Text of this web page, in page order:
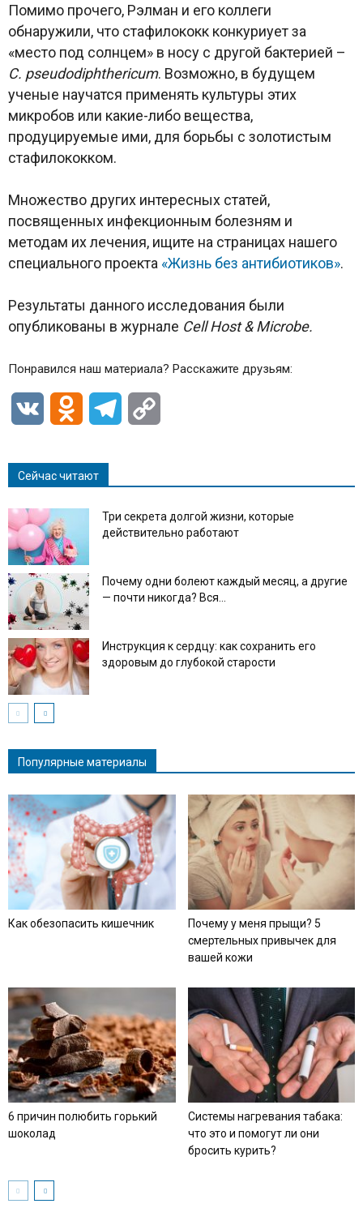
Помимо прочего, Рэлман и его коллеги
обнаружили, что стафилококк конкуриует за
«место под солнцем» в носу с другой бактерией –
С. pseudodiphthericum. Возможно, в будущем
ученые научатся применять культуры этих
микробов или какие-либо вещества,
продуцируемые ими, для борьбы с золотистым
стафилококком.
Множество других интересных статей,
посвященных инфекционным болезням и
методам их лечения, ищите на страницах нашего
специального проекта «Жизнь без антибиотиков».
Результаты данного исследования были
опубликованы в журнале Cell Host & Microbe.
Понравился наш материала? Расскажите друзьям:
VK Odnoklassniki
Telegram
Сейчас читают
Три секрета долгой жизни, которые
действительно работают
Почему одни болеют каждый месяц, а другие
— почти никогда? Вся...
Инструкция к сердцу: как сохранить его
здоровым до глубокой старости
Популярные материалы
Как обезопасить кишечник
Почему у меня прыщи? 5
смертельных привычек для
вашей кожи
6 причин полюбить горький
шоколад
Системы нагревания табака:
что это и помогут ли они
бросить курить?